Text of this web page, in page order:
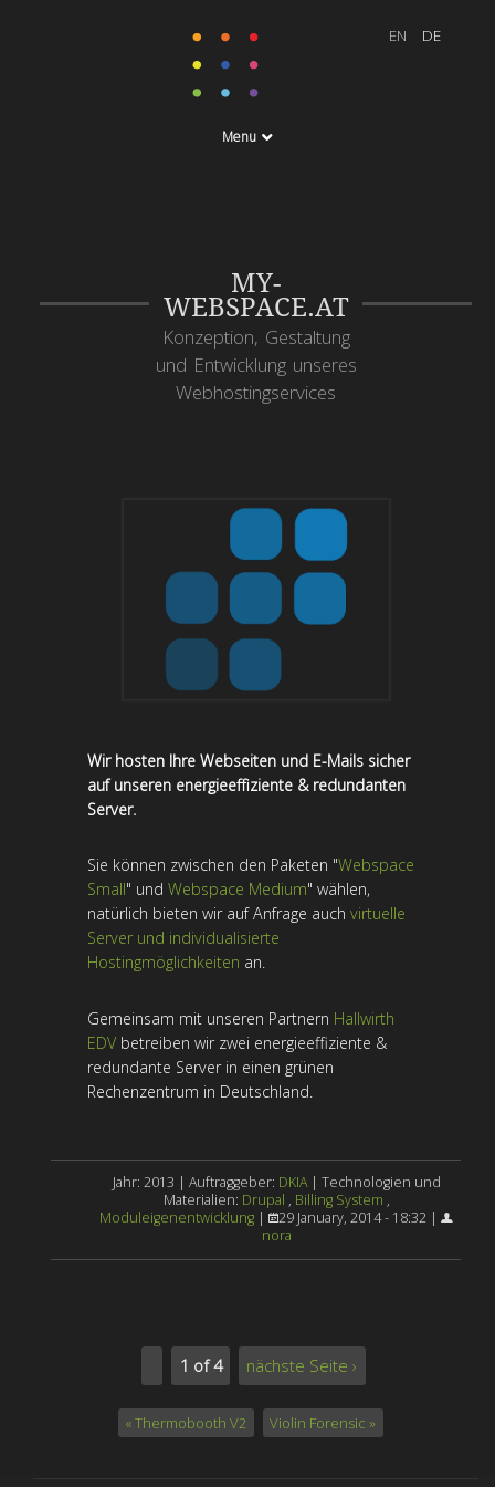
Menu
MY-
WEBSPACE.AT
Konzeption, Gestaltung
und Entwicklung unseres
Webhostingservices
Wir hosten Ihre Webseiten und E-Mails sicher
auf unseren energieeffiziente & redundanten
Server.
Sie können zwischen den Paketen "Webspace
Small" und Webspace Medium" wählen,
natürlich bieten wir auf Anfrage auch virtuelle
Server und individualisierte
Hostingmöglichkeiten an.
Gemeinsam mit unseren Partnern Hallwirth
EDVbetreiben wir zwei energieeffiziente &
redundante Server in einen grünen
Rechenzentrum in Deutschland.
Jahr: 2013 | Auftraggeber: DKIA| Technologien und
Materialien: Drupal , Billing System ,
Moduleigenentwicklung | 29 January, 2014 - 18:32 |
nora
1 of 4 nächste Seite ›
« Thermobooth V2 Violin Forensic »